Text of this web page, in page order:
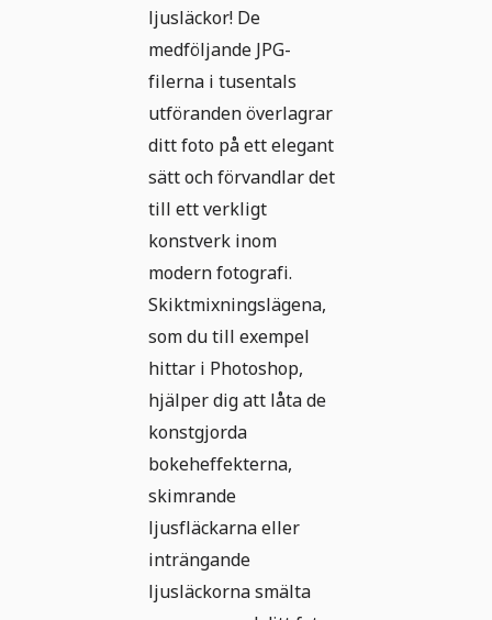
ljusläckor! De
medföljande JPG-
filerna i tusentals
utföranden överlagrar
ditt foto på ett elegant
sätt och förvandlar det
till ett verkligt
konstverk inom
modern fotografi.
Skiktmixningslägena,
som du till exempel
hittar i Photoshop,
hjälper dig att låta de
konstgjorda
bokeheffekterna,
skimrande
ljusfläckarna eller
inträngande
ljusläckorna smälta